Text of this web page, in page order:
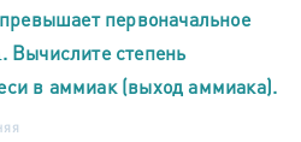
первоначальное
. Вычислите степень
в аммиак (выход аммиака).